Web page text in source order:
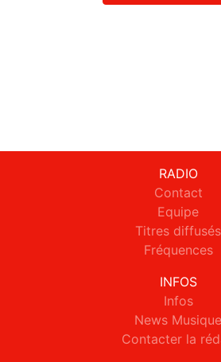
RADIO
Contact
Equipe
Titres diffusés
Fréquences
INFOS
Infos
News Musique
Contacter la